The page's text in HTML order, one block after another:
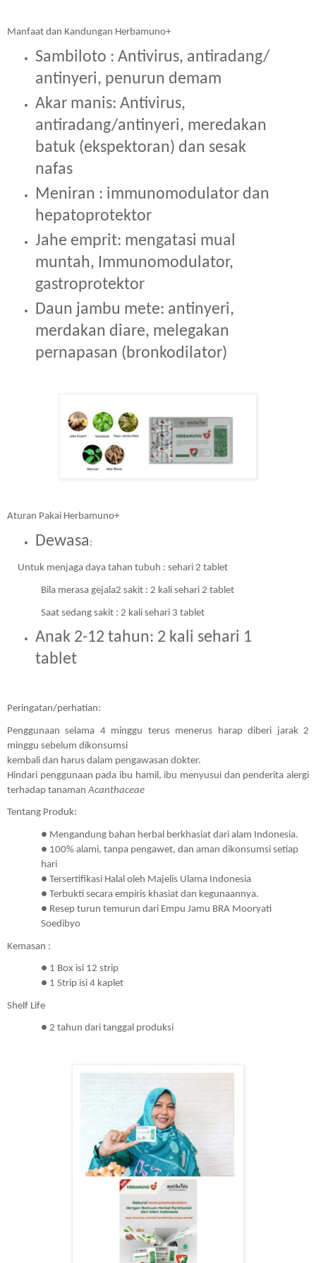
Manfaat dan Kandungan Herbamuno+
Sambiloto : Antivirus, antiradang/
antinyeri, penurun demam
Akar manis: Antivirus,
antiradang/antinyeri, meredakan
batuk (ekspektoran) dan sesak
nafas
Meniran : immunomodulator dan
hepatoprotektor
Jahe emprit: mengatasi mual
muntah, Immunomodulator,
gastroprotektor
Daun jambu mete: antinyeri,
merdakan diare, melegakan
pernapasan (bronkodilator)
Aturan Pakai Herbamuno+
Dewasa :
Untuk menjaga daya tahan tubuh : sehari 2 tablet
Bila merasa gejala2 sakit : 2 kali sehari 2 tablet
Saat sedang sakit : 2 kali sehari 3 tablet
Anak 2-12 tahun: 2 kali sehari 1
tablet
Peringatan/perhatian:
Penggunaan selama 4 minggu terus menerus harap diberi jarak 2
minggu sebelum dikonsumsi
kembali dan harus dalam pengawasan dokter.
Hindari penggunaan pada ibu hamil, ibu menyusui dan penderita alergi
terhadap tanaman Acanthaceae
Tentang Produk:
● Mengandung bahan herbal berkhasiat dari alam Indonesia.
● 100% alami, tanpa pengawet, dan aman dikonsumsi setiap
hari
● Tersertifikasi Halal oleh Majelis Ulama Indonesia
● Terbukti secara empiris khasiat dan kegunaannya.
● Resep turun temurun dari Empu Jamu BRA Mooryati
Soedibyo
Kemasan :
● 1 Box isi 12 strip
● 1 Strip isi 4 kaplet
Shelf Life
● 2 tahun dari tanggal produksi